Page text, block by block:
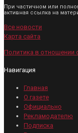
При частичном или
активная ссылка на
Все новости
Карта сайта
Политика в отношении
Навигация
Главная
О газете
Официально
Рекламодателю
Подписка